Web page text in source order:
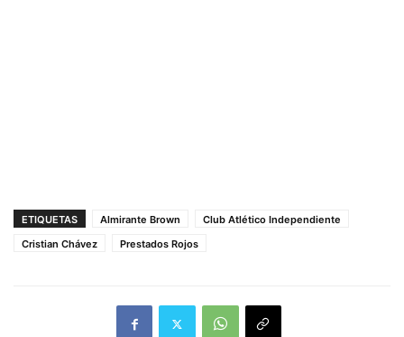
ETIQUETAS Almirante Brown
Club Atlético Independiente
Cristian Chávez
Prestados Rojos